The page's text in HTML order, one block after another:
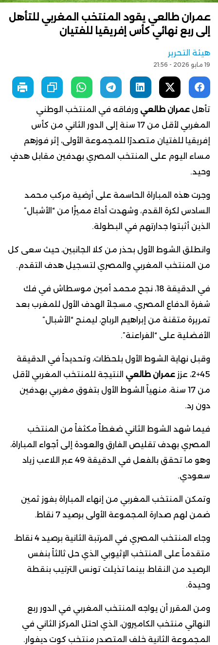
عمران طالعي يقود المنتخب المغربي للتأهل
إلى ربع نهائي كأس إفريقيا للفتيان
هيئة التحرير
19 مايو 2026 - 21:56
تأهل عمران طالعي ورفاقه في المنتخب الوطني
المغربي لأقل من 17 سنة إلى الدور الثاني من كأس
إفريقيا للفتيان متصدرًا للمجموعة الأولى، إثر فوزهم
مساء اليوم على المنتخب المصري بهدفين مقابل هدفٍ
وحيد.
وجرت هذه المباراة الحاسمة على أرضية مركب محمد
السادس لكرة القدم، وشهدت أداءً مميزًا من “الأشبال”
الذين أثبتوا جدارتهم في البطولة.
وانطلق الشوط الأول بحذر من كلا الجانبين، حيث سعى كل
من المنتخب المغربي والمصري لتسجيل هدف التقدم.
في الدقيقة 18، نجح محمد أمين موسطاش في فك
شفرة الدفاع المصري، مسجلاً الهدف الأول للمغرب بعد
تمريرة متقنة من إبراهيم الرباج، ليمنح “الأشبال”
الأفضلية على “الفراعنة”.
وقبل نهاية الشوط الأول بلحظات، وتحديداً في الدقيقة
45+2، عزز
عمران طالعي النتيجة للمنتخب المغربي لأقل
من 17 سنة، منهياً الشوط الأول بتفوق مغربي بهدفين
دون رد.
فيما شهد الشوط الثاني ضغطاً مكثفاً من المنتخب
المصري بهدف تقليص الفارق والعودة إلى أجواء المباراة،
وهو ما تحقق بالفعل في الدقيقة 49 عبر اللاعب زياد
سعودي.
وتمكن المنتخب المغربي من إنهاء المباراة بفوز ثمين
ضمن لهم صدارة المجموعة الأولى برصيد 7 نقاط.
وجاء المنتخب المصري في المرتبة الثانية برصيد 4 نقاط،
متقدماً على المنتخب الإثيوبي الذي حل ثالثاً بنفس
الرصيد من النقاط، بينما تذيلت تونس الترتيب بنقطة
وحيدة.
ومن المقرر أن يواجه المنتخب المغربي في الدور ربع
النهائي منتخب الكاميرون، الذي احتل المركز الثاني في
المجموعة الثانية خلف المتصدر منتخب كوت ديفوار.